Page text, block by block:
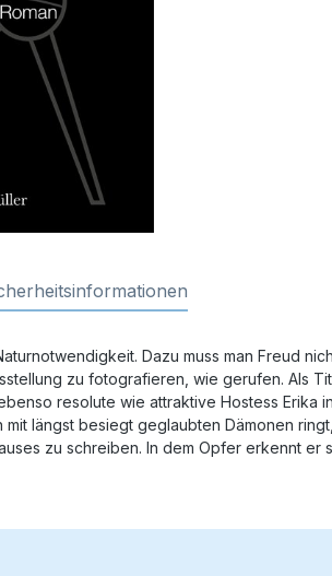
Dazu muss man Freud
zu fotografieren, wie gerufen. Als
resolute wie attraktive Hostess
längst besiegt geglaubten Dämonen
zu schreiben. In dem Opfer erkennt er